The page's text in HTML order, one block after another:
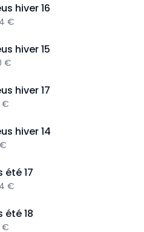
hiver16
€
hiver15
€
hiver17
€
hiver14
été17
€
été18
€